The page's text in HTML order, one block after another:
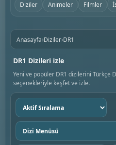
Diziler Animeler Filmler
Anasayfa›Diziler›DR1
DR1 Dizileri izle
Yeni ve popüler DR1 dizilerini Türkçe
seçenekleriyle keşfet ve izle.
Sıralama
seç
Dizi
menüsü